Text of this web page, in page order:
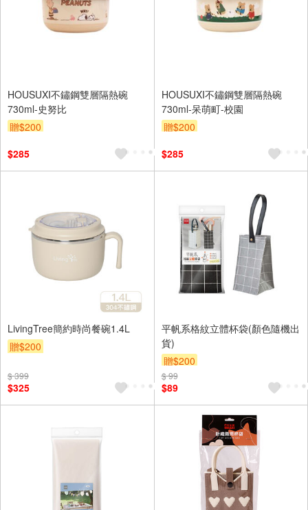
HOUSUXI不鏽鋼雙層隔熱碗
730ml-史努比
贈$200
$285
HOUSUXI不鏽鋼雙層隔熱碗
730ml-呆萌町-校園
贈$200
$285
LivingTree簡約時尚餐碗1.4L
贈$200
$ 399
$325
平帆系格紋立體杯袋(顏色隨機出
貨)
贈$200
$ 99
$89